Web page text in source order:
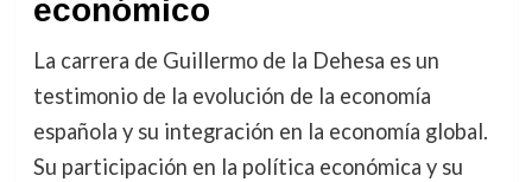
económico
La carrera de Guillermo de la Dehesa es un
testimonio de la evolución de la economía
española y su integración en la economía global.
Su participación en la política económica y su